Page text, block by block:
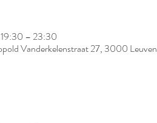
– 23:30
Vanderkelenstraat 27, 3000 Leuven